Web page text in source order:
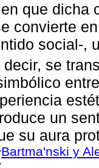
que dicha
convierte
social-,
decir, se
un
su aura
Bartma'nski y